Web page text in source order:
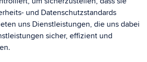
und Datenschutzstandards
uns Dienstleistungen, die uns dabei
sicher, effizient und